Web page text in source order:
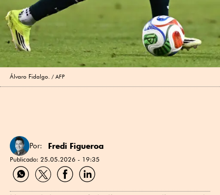
Álvaro Fidalgo. AFP
Por: Fredi Figueroa
Publicado: 25.05.2026 - 19:35
Compartir
por
Compartir
por
Compartir
por
Compartir
por